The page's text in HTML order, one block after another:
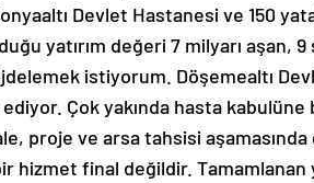
Devlet Hastanesi ve 150
yatırım değeri 7 milyarı aşan,
istiyorum. Döşemealtı
Çok yakında hasta kabulüne
proje ve arsa tahsisi
hizmet final değildir. Tamamlanan